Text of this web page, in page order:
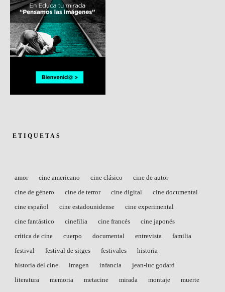
ETIQUETAS
amor cine americano cine clásico
cine de autor
cine de género
cine de terror cine digital
cine documental
cine español
cine estadounidense
cine experimental
cine fantástico
cinefilia cine francés
cine japonés
crítica de cine
cuerpo documental entrevista
familia
festival
festival de sitges festivales
historia
historia del cine
imagen infancia
jean-luc godard
literatura
memoria metacine mirada montaje
muerte